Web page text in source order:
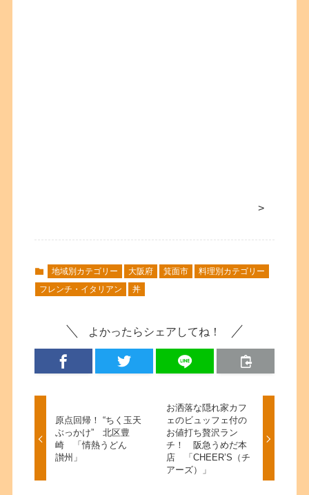
>
地域別カテゴリー 大阪府 箕面市
料理別カテゴリー
フレンチ・イタリアン
丼
よかったらシェアしてね！
原点回帰！ “ちく玉天
ぶっかけ” 北区豊
崎 「情熱うどん
讃州」
お洒落な隠れ家カフ
ェのビュッフェ付の
お値打ち贅沢ラン
チ！ 阪急うめだ本
店 「CHEER’S（チ
アーズ）」